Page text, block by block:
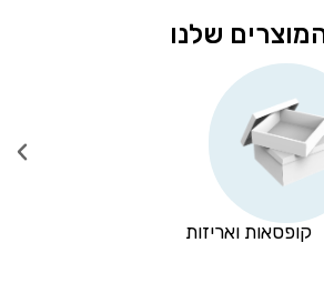
שלנו
קופסאות ואריזות